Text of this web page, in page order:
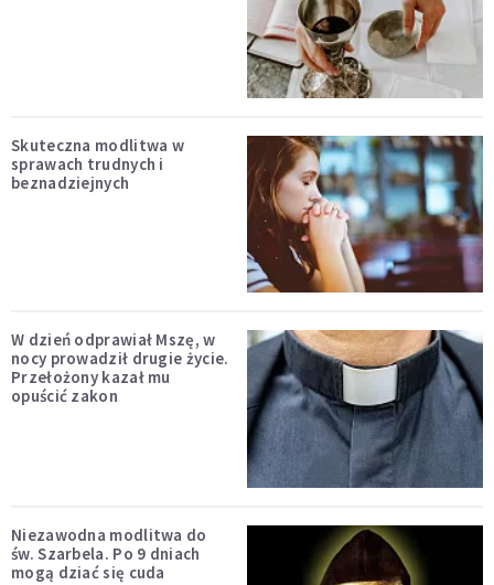
Skuteczna modlitwa w
sprawach trudnych i
beznadziejnych
W dzień odprawiał Mszę, w
nocy prowadził drugie życie.
Przełożony kazał mu
opuścić zakon
Niezawodna modlitwa do
św. Szarbela. Po 9 dniach
mogą dziać się cuda